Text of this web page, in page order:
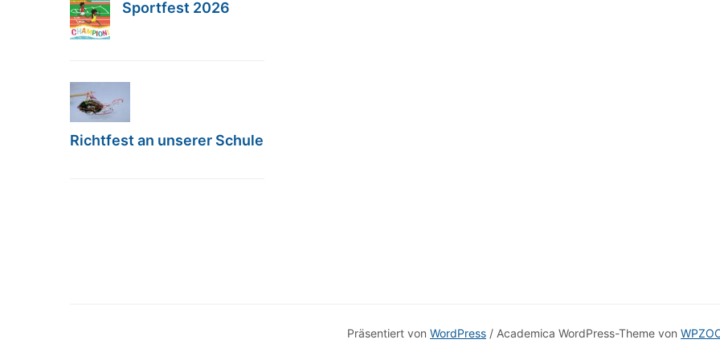
Sportfest 2026
Richtfest an unserer Schule
Präsentiert von WordPress / Academica WordPress-Theme von